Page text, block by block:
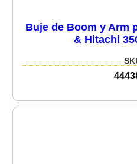
Buje de Boom y Arm
& Hitachi